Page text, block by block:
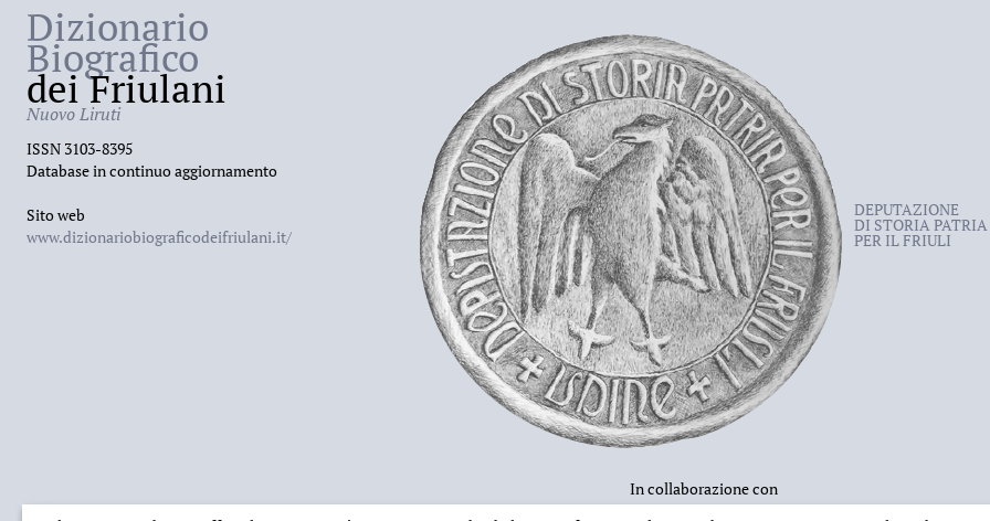
Dizionario
Biografico
dei Friulani
Nuovo Liruti
ISSN 3103-8395
Database in continuo aggiornamento
Sito web
www.dizionariobiograficodeifriulani.it/
DEPUTAZIONE
DI STORIA PATRIA
PER IL FRIULI
In collaborazione con